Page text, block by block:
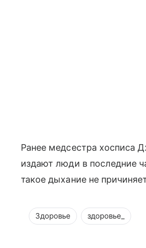
Ранее медсестра хосписа
издают люди в последние
такое дыхание не
Здоровье здоровье_